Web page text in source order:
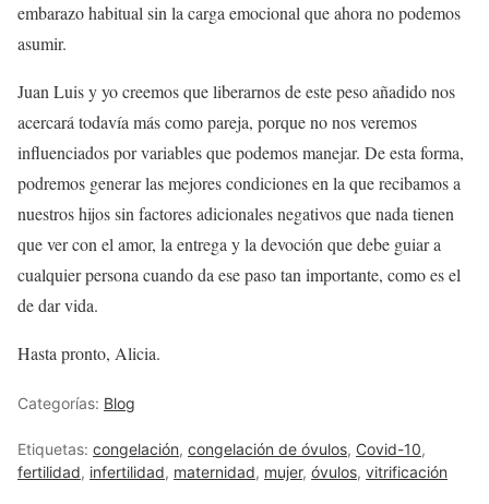
embarazo habitual sin la carga emocional que ahora no podemos
asumir.
Juan Luis y yo creemos que liberarnos de este peso añadido nos
acercará todavía más como pareja, porque no nos veremos
influenciados por variables que podemos manejar. De esta forma,
podremos generar las mejores condiciones en la que recibamos a
nuestros hijos sin factores adicionales negativos que nada tienen
que ver con el amor, la entrega y la devoción que debe guiar a
cualquier persona cuando da ese paso tan importante, como es el
de dar vida.
Hasta pronto, Alicia.
Categorías: Blog
Etiquetas: congelación, congelación de óvulos, Covid-10,
fertilidad, infertilidad, maternidad, mujer, óvulos, vitrificación